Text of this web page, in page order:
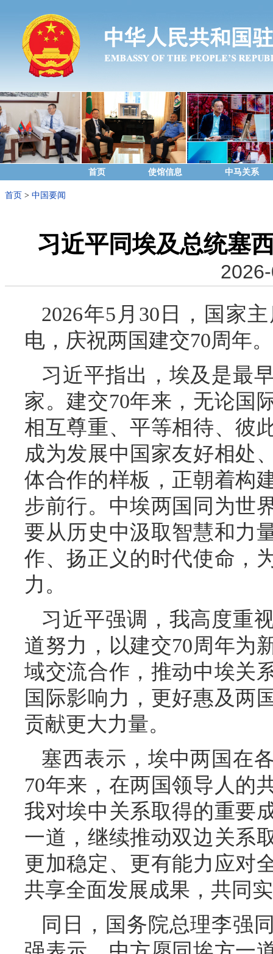
首页 使馆信息 中马关系
首页 > 中国要闻
习近平同埃及总统塞
2026年5月30日，国家
电，庆祝两国建交70周年。
习近平指出，埃及是最
家。建交70年来，无论国
相互尊重、平等相待、彼
成为发展中国家友好相处
体合作的样板，正朝着构
步前行。中埃两国同为世
要从历史中汲取智慧和力
作、扬正义的时代使命，
力。
习近平强调，我高度重
道努力，以建交70周年为
域交流合作，推动中埃关
国际影响力，更好惠及两
贡献更大力量。
塞西表示，埃中两国在
70年来，在两国领导人的
我对埃中关系取得的重要
一道，继续推动双边关系
更加稳定、更有能力应对
共享全面发展成果，共同
同日，国务院总理李强